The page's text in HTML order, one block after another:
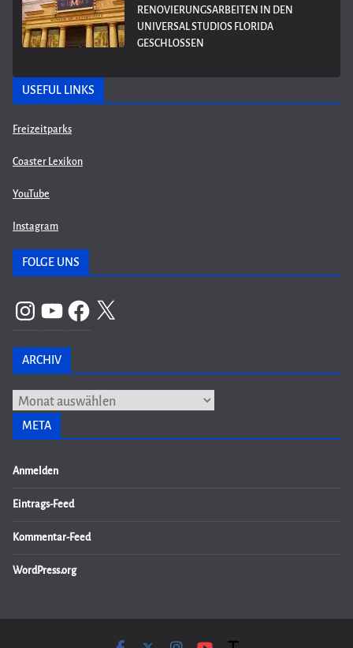
RENOVIERUNGSARBEITEN IN DEN
UNIVERSAL STUDIOS FLORIDA
GESCHLOSSEN
USEFUL LINKS
Freizeitparks
Coaster Lexikon
YouTube
Instagram
FOLGE UNS
InstagramYouTubeFacebook
X
ARCHIV
Archiv
META
Anmelden
Eintrags-Feed
Kommentar-Feed
WordPress.org